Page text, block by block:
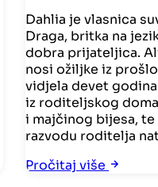
Dahlia je vlasnica
Draga, britka na
dobra prijateljica.
nosi ožiljke iz
vidjela devet
iz roditeljskog
i majčinog bijesa,
razvodu roditelja
Pročitaj više